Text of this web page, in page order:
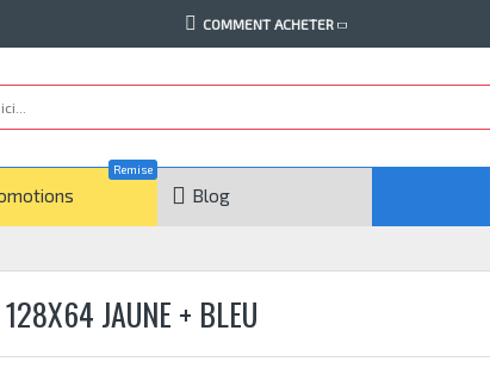
COMMENT ACHETER
Remise
Blog
JAUNE + BLEU